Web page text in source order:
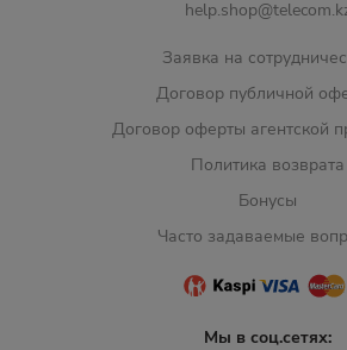
Заявка на
Договор публичной
Договор оферты агентской
Политика возврата
Бонусы
Часто задаваемые
Мы в соц.сетях: